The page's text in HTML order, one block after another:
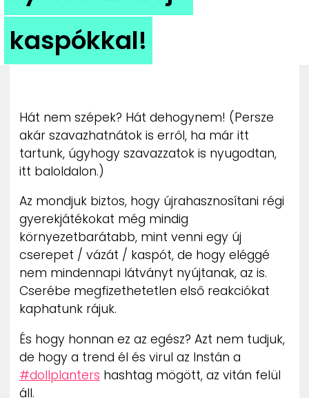
KULT
UTCA
ZENE
MÉDIAAJÁNLAT
IMPRESSZUM
PR-ARCHÍVUM
kaspókkal!
Hát nem szépek? Hát dehogynem! (Persze
akár szavazhatnátok is erről, ha már itt
tartunk, úgyhogy szavazzatok is nyugodtan,
itt baloldalon.)
Az mondjuk biztos, hogy újrahasznosítani régi
gyerekjátékokat még mindig
környezetbarátabb, mint venni egy új
cserepet / vázát / kaspót, de hogy eléggé
nem mindennapi látványt nyújtanak, az is.
Cserébe megfizethetetlen első reakciókat
kaphatunk rájuk.
És hogy honnan ez az egész? Azt nem tudjuk,
de hogy a trend él és virul az Instán a
#dollplanters hashtag mögött, az vitán felül
áll.